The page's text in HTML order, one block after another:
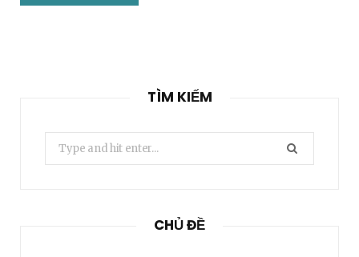
TÌM KIẾM
Search
for:
CHỦ ĐỀ